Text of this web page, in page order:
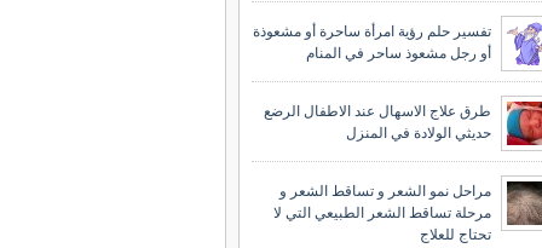
تفسير حلم رؤية امرأة ساحرة أو مشعوذة
أو رجل مشعوذ ساحر في المنام
طرق علاج الاسهال عند الاطفال الرضع
حديثي الولادة في المنزل
مراحل نمو الشعر و تساقط الشعر و
مرحلة تساقط الشعر الطبيعي التي لا
تحتاج للعلاج